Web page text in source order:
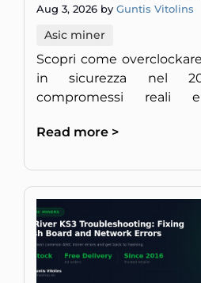
Aug 3, 2026 by Guntis Vitolins
Asic miner
Scopri come
in sicurezza nel
compromessi reali
hardware.
Read more >